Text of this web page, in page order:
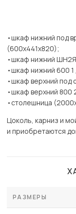
•шкаф нижний под
(600х441х820);
•шкаф нижний
•шкаф нижний 600
•шкаф верхний под
•шкаф верхний 800
•столешница
Цоколь, карниз и
и приобретаются
РАЗМЕРЫ